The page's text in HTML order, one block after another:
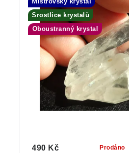
Srostlice krystalů
Oboustranný krystal
Prodáno
490 Kč